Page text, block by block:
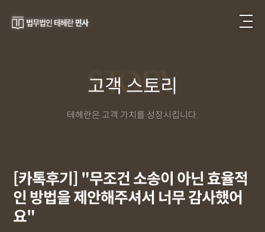
STORY
고객 스토리
테헤란은 고객 가치를 성장시킵니다.
[카톡후기] "무조건 소송이 아닌 효율적
인 방법을 제안해주셔서 너무 감사했어
요"